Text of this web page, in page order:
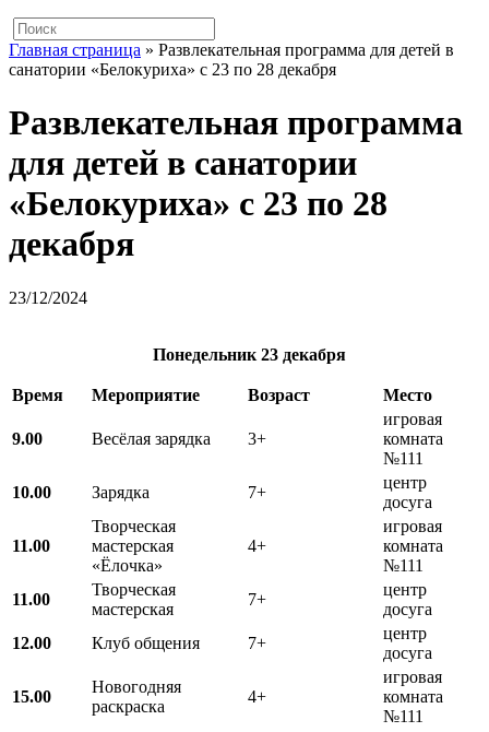
Главная страница » Развлекательная программа для детей в
санатории «Белокуриха» с 23 по 28 декабря
Развлекательная программа
для детей в санатории
«Белокуриха» с 23 по 28
декабря
23/12/2024
Понедельник 23 декабря
Время Мероприятие Возраст Место
9.00 Весёлая зарядка 3+
игровая
комната
№111
10.00
Зарядка 7+
центр
досуга
11.00
Творческая
мастерская
«Ёлочка»
4+
игровая
комната
№111
11.00
Творческая
мастерская
7+
центр
досуга
12.00
Клуб общения 7+
центр
досуга
15.00
Новогодняя
раскраска
4+
игровая
комната
№111